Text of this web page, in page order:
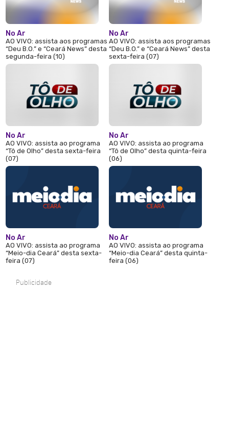
No Ar
AO VIVO: assista aos programas
“Deu B.O.” e “Ceará News” desta
segunda-feira (10)
No Ar
AO VIVO: assista ao programa
“Tô de Olho” desta sexta-feira
(07)
No Ar
AO VIVO: assista ao programa
“Meio-dia Ceará” desta sexta-
feira (07)
No Ar
AO VIVO: assista aos programas
“Deu B.O.” e “Ceará News” desta
sexta-feira (07)
No Ar
AO VIVO: assista ao programa
“Tô de Olho” desta quinta-feira
(06)
No Ar
AO VIVO: assista ao programa
“Meio-dia Ceará” desta quinta-
feira (06)
Publicidade